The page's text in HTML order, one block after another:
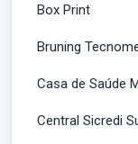
Box Print
Bruning
Casa de Saúde
Central Sicredi